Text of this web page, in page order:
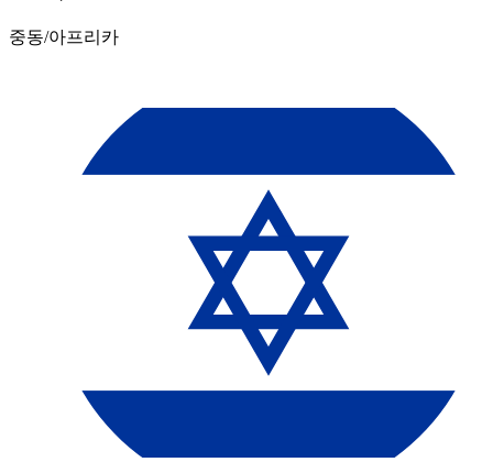
중동/아프리카​​